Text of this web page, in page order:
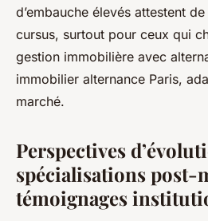
d’embauche élevés attestent
cursus, surtout pour ceux qui
gestion immobilière avec
immobilier alternance Paris,
marché.
Perspectives
spécialisations post-
témoignages